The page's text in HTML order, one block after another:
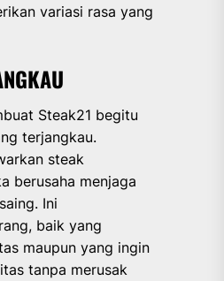
variasi rasa yang
Steak21 begitu
terjangkau.
steak
berusaha menjaga
Ini
baik yang
maupun yang ingin
tanpa merusak